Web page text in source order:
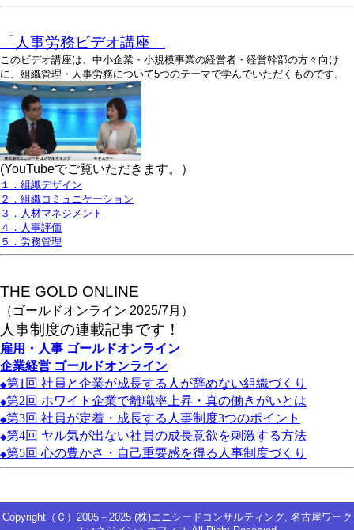
「人事労務ビデオ講座」
このビデオ講座は、中小企業・小規模事業の経営者・経営幹部の方々向け
に、組織管理・人事労務について5つのテーマで学んでいただくものです。
(YouTubeでご覧いただきます。）
１．組織デザイン
２．組織コミュニケーション
３．人材マネジメント
４．人事評価
５．労務管理
THE GOLD ONLINE
（ゴールドオンライン 2025/7月）
人事制度の連載記事です！
雇用・人事 ゴールドオンライン
企業経営 ゴールドオンライン
◆第1 回 社員と企業が成長する人が辞めない組織づくり
◆第2回 ホワイト企業で離職率上昇・真の働きがいとは
◆第3回 社員が定着・成長する人事制度3つのポイント
◆第4回 ヤル気が出ない社員の成長意欲を刺激する方法
◆第5回 心の豊かさ・自己重要感を得る人事制度づくり
Copyright（Ｃ）2005－2025 (株)エニシードコンサルティング, 名古屋ワーク